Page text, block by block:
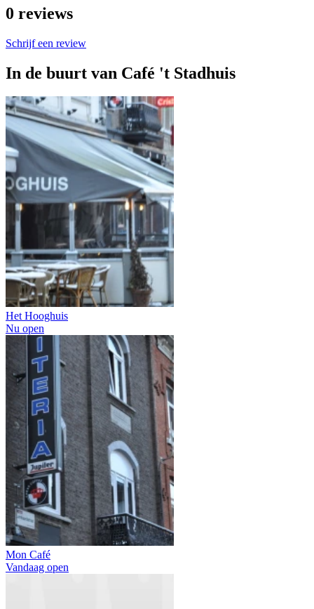
0 reviews
Schrijf een review
In de buurt van Café 't Stadhuis
Het Hooghuis
Nu open
Mon Café
Vandaag open